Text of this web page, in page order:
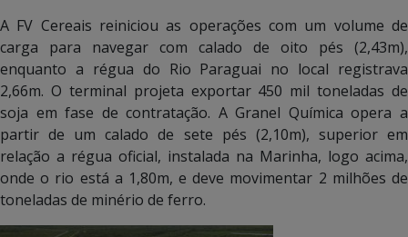
A FV Cereais reiniciou as operações com um volume de
carga para navegar com calado de oito pés (2,43m),
enquanto a régua do Rio Paraguai no local registrava
2,66m. O terminal projeta exportar 450 mil toneladas de
soja em fase de contratação. A Granel Química opera a
partir de um calado de sete pés (2,10m), superior em
relação a régua oficial, instalada na Marinha, logo acima,
onde o rio está a 1,80m, e deve movimentar 2 milhões de
toneladas de minério de ferro.